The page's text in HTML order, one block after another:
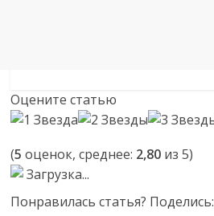
Оцените статью
(5 оценок, среднее: 2,80 из 5)
Загрузка...
Понравилась статья? Поделись: